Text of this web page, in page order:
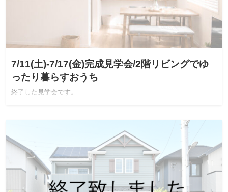
7/11(土)-7/17(金)完成見学会/2階リビングでゆ
ったり暮らすおうち
終了した見学会です。